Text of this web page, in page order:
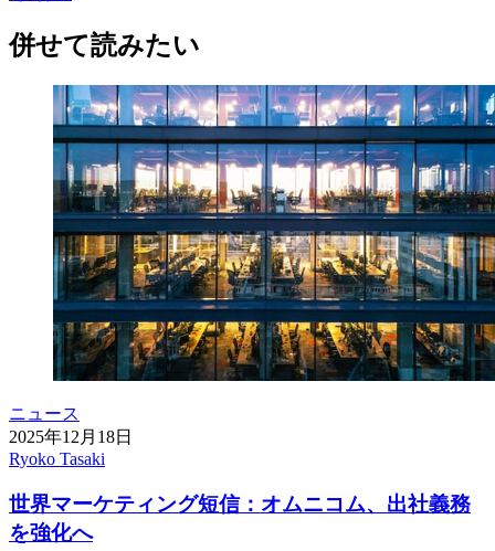
併せて読みたい
ニュース
2025年12月18日
Ryoko Tasaki
世界マーケティング短信：オムニコム、出社義務
を強化へ